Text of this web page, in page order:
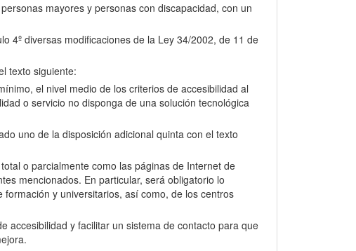
mayores y personas con discapacidad, con un
4º diversas modificaciones de la Ley 34/2002, de 11 de
texto siguiente:
el nivel medio de los criterios de accesibilidad al
o servicio no disponga de una solución tecnológica
uno de la disposición adicional quinta con el texto
o parcialmente como las páginas de Internet de
mencionados. En particular, será obligatorio lo
y universitarios, así como, de los centros
accesibilidad y facilitar un sistema de contacto para que